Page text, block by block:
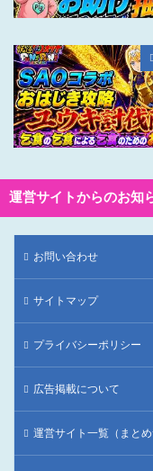
運営サイトからのお知
お問い合わせ
サイトマップ
プライバシーポリシー
広告掲載について
運営サイト一覧（まとめ